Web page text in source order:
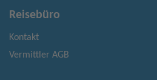
Reisebüro
Kontakt
Vermittler AGB